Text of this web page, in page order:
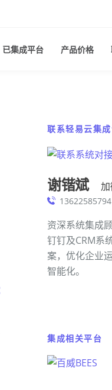
已集成平台 产品价格
联系轻易云集
谢锴斌
13622585794
资深系统集成
钉钉及CRM系
案，优化企业
智能化。
集成相关平台